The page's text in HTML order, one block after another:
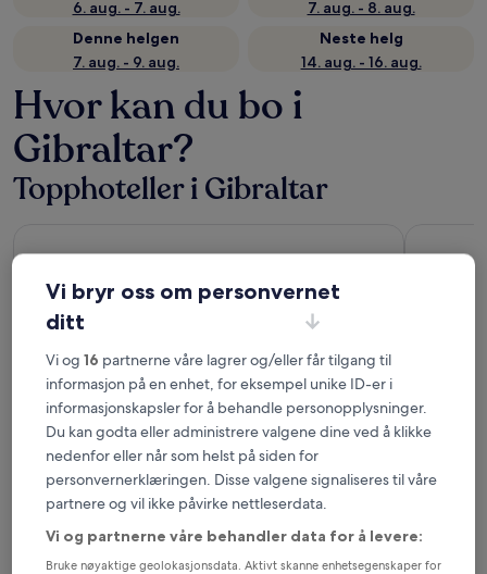
6. aug. - 7. aug.
7. aug. - 8. aug.
Denne helgen
7. aug. - 9. aug.
Neste helg
14. aug. - 16. aug.
Hvor kan du bo i
Gibraltar?
Topphoteller i Gibraltar
The Rock Hotel
out
8,8/10Utmerket! (1 001 anmeldelser)
Resort
5
out
5
SE FLERE OVERNATTINGSSTEDER
Vi bryr oss om personvernet
ditt
Vi og 16 partnerne våre lagrer og/eller får tilgang til
informasjon på en enhet, for eksempel unike ID-er i
informasjonskapsler for å behandle personopplysninger.
Du kan godta eller administrere valgene dine ved å klikke
nedenfor eller når som helst på siden for
personvernerklæringen. Disse valgene signaliseres til våre
partnere og vil ikke påvirke nettleserdata.
Vi og partnerne våre behandler data for å levere:
Bruke nøyaktige geolokasjonsdata. Aktivt skanne enhetsegenskaper for